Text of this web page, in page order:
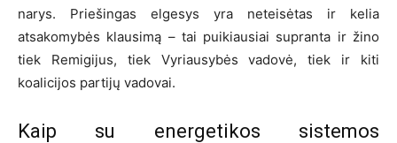
narys. Priešingas elgesys yra neteisėtas ir kelia
atsakomybės klausimą – tai puikiausiai supranta ir žino
tiek Remigijus, tiek Vyriausybės vadovė, tiek ir kiti
koalicijos partijų vadovai.
Kaip su energetikos sistemos